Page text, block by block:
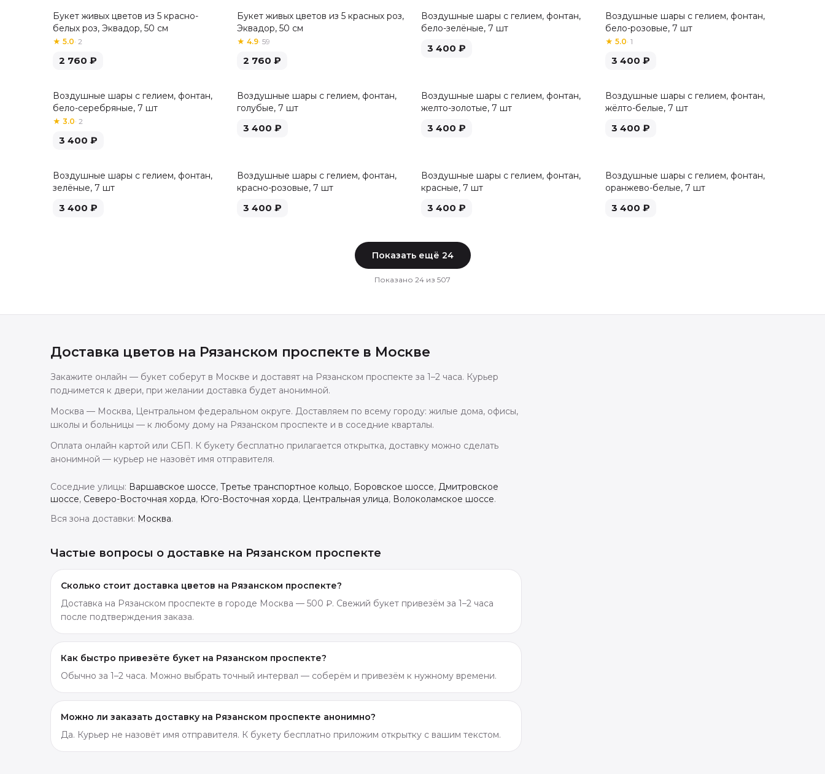
Букет живых цветов из 5 красно-
белых роз, Эквадор, 50 см
★ 5.0· 2
2 760 ₽
Хит
Букет живых цветов из 5 красных роз,
Эквадор, 50 см
★ 4.9· 59
2 760 ₽
Воздушные шары с гелием, фонтан,
бело-зелёные, 7 шт
3 400 ₽
Воздушные шары с гелием, фонтан,
бело-розовые, 7 шт
★ 5.0· 1
3 400 ₽
Воздушные шары с гелием, фонтан,
бело-серебряные, 7 шт
★ 3.0· 2
3 400 ₽
Воздушные шары с гелием, фонтан,
голубые, 7 шт
3 400 ₽
Воздушные шары с гелием, фонтан,
желто-золотые, 7 шт
3 400 ₽
Воздушные шары с гелием, фонтан,
жёлто-белые, 7 шт
3 400 ₽
Воздушные шары с гелием, фонтан,
зелёные, 7 шт
3 400 ₽
Воздушные шары с гелием, фонтан,
красно-розовые, 7 шт
3 400 ₽
Воздушные шары с гелием, фонтан,
красные, 7 шт
3 400 ₽
Воздушные шары с гелием, фонтан,
оранжево-белые, 7 шт
3 400 ₽
Показать ещё 24
Показано 24 из 507
Доставка цветов на Рязанском проспекте в Москве
Закажите онлайн — букет соберут в Москве и доставят на Рязанском проспекте за 1–2 часа. Курьер
поднимется к двери, при желании доставка будет анонимной.
Москва — Москва, Центральном федеральном округе. Доставляем по всему городу: жилые дома, офисы,
школы и больницы — к любому дому на Рязанском проспекте и в соседние кварталы.
Оплата онлайн картой или СБП. К букету бесплатно прилагается открытка, доставку можно сделать
анонимной — курьер не назовёт имя отправителя.
Соседние улицы: Варшавское шоссе, Третье транспортное кольцо, Боровское шоссе, Дмитровское
шоссе, Северо-Восточная хорда, Юго-Восточная хорда, Центральная улица, Волоколамское шоссе.
Вся зона доставки: Москва.
Частые вопросы о доставке на Рязанском проспекте
Сколько стоит доставка цветов на Рязанском проспекте?
Доставка на Рязанском проспекте в городе Москва — 500 ₽. Свежий букет привезём за 1–2 часа
после подтверждения заказа.
Как быстро привезёте букет на Рязанском проспекте?
Обычно за 1–2 часа. Можно выбрать точный интервал — соберём и привезём к нужному времени.
Можно ли заказать доставку на Рязанском проспекте анонимно?
Да. Курьер не назовёт имя отправителя. К букету бесплатно приложим открытку с вашим текстом.